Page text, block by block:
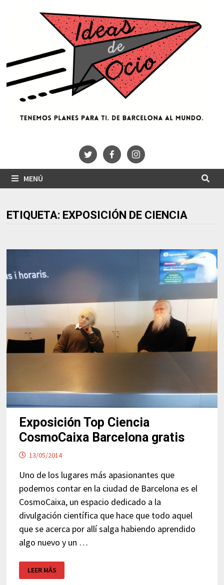
MENÚ
ETIQUETA: EXPOSICIÓN DE CIENCIA
Exposición Top Ciencia
CosmoCaixa Barcelona gratis
13/05/2014
Uno de los lugares más apasionantes que
podemos contar en la ciudad de Barcelona es el
CosmoCaixa, un espacio dedicado a la
divulgación científica que hace que todo aquel
que se acerca por allí salga habiendo aprendido
algo nuevo y un …
EXPOSICIÓN
TOP
CIENCIA
LEER MÁS